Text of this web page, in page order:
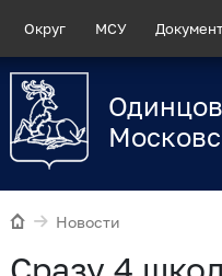
Округ МСУ
Новости